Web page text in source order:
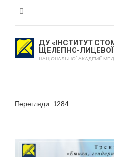
ДУ «ІНСТИТУТ
ЩЕЛЕПНО-ЛИЦЕВОЇ
НАЦІОНАЛЬНОЇ АКАДЕМІЇ
Перегляди: 1284